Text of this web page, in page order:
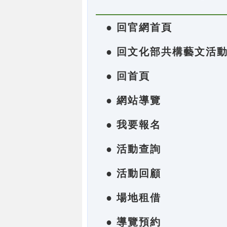
● 回官網首頁
● 回文化部共構藝文活
● 回首頁
● 網站導覽
● 我要報名
● 活動查詢
● 活動回顧
● 場地租借
● 導覽預約